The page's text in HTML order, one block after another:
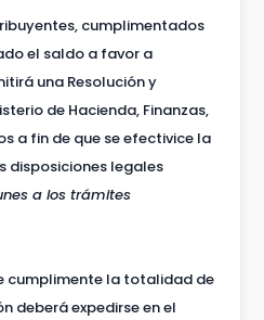
cumplimentados
el saldo a favor a
una Resolución y
de Hacienda, Finanzas,
a fin de que se efectivice la
disposiciones legales
a los trámites
cumplimente la totalidad de
deberá expedirse en el